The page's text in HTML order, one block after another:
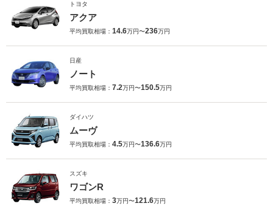
トヨタ
アクア
平均買取相場： 14.6万円〜236万円
日産
ノート
平均買取相場： 7.2万円〜150.5万円
ダイハツ
ムーヴ
平均買取相場： 4.5万円〜136.6万円
スズキ
ワゴンR
平均買取相場： 3万円〜121.6万円